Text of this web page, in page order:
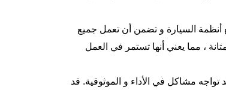
مع أنظمة السيارة و تضمن أن تعمل جميع
، مما يعني أنها تستمر في العمل
تواجه مشاكل في الأداء و الموثوقية. قد